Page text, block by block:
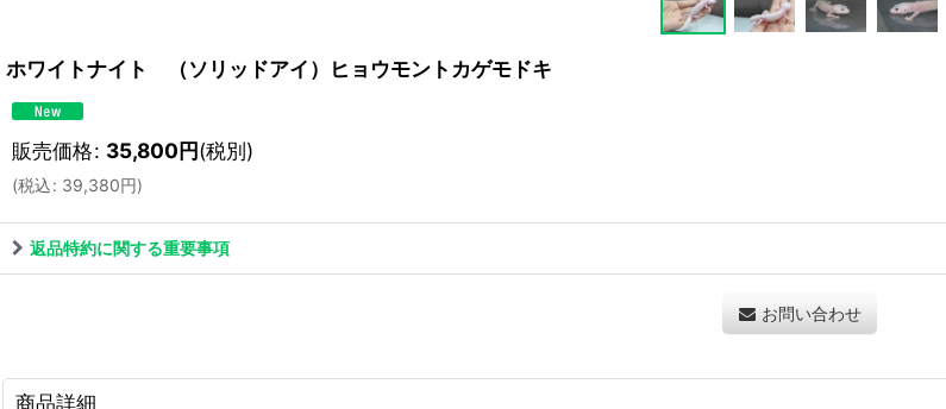
ホワイトナイト （ソリッドアイ）ヒョウモントカゲモドキ
販売価格: 35,800円(税別)
(税込: 39,380円)
返品特約に関する重要事項
お問い合わせ
商品詳細